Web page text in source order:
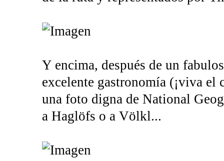
Y encima, después de un
excelente gastronomía (¡viva
una foto digna de National
a Haglöfs o a Völkl...